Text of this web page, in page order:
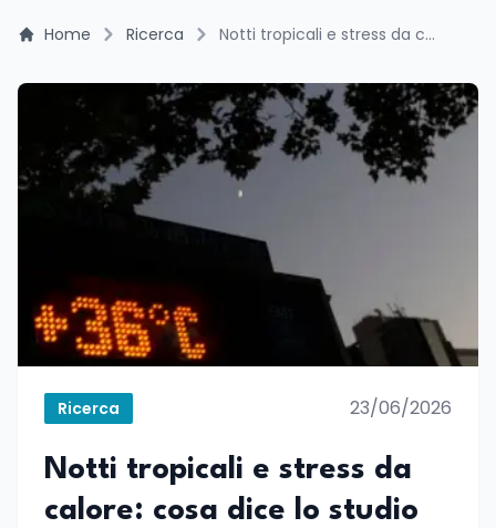
Home Ricerca Notti tropicali e stress da calore: cosa dice lo studio ECMWF per l'Italia
Ricerca 23/06/2026
Notti tropicali e stress da
calore: cosa dice lo studio